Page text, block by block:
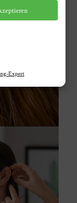
Endgerät
Inhalte
von Daten
Expert